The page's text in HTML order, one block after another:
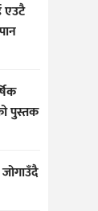
एउटै
पुस्तक